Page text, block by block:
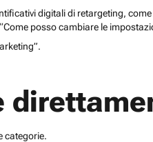
digitali di retargeting,
posso cambiare le
categorie.